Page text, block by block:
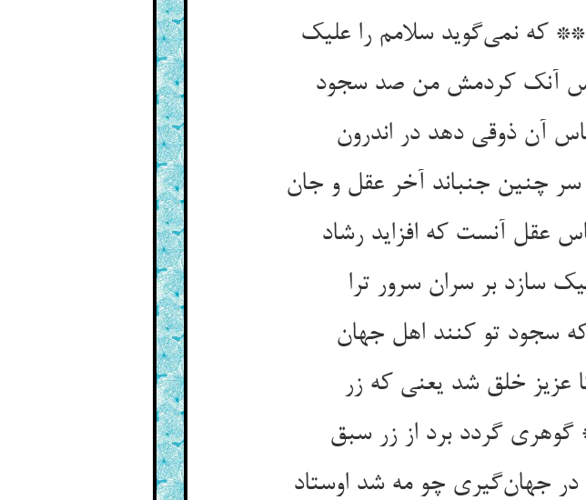
که نمی‌گوید سلامم را علیک
آنک کردمش من صد سجود
آن ذوقی دهد در اندرون
چنین جنباند آخر عقل و جان
عقل آنست که افزاید رشاد
سازد بر سران سرور ترا
سجود تو کنند اهل جهان
عزیز خلق شد یعنی که زر
گردد برد از زر سبق
جهان‌گیری چو مه شد اوستاد